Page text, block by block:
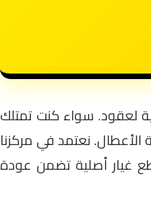
لعقود. سواء كنت تمتلك
نعتمد في مركزنا
غيار أصلية تضمن عودة